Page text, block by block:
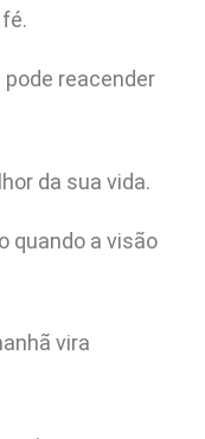
reacender
da sua vida.
quando a visão
vira